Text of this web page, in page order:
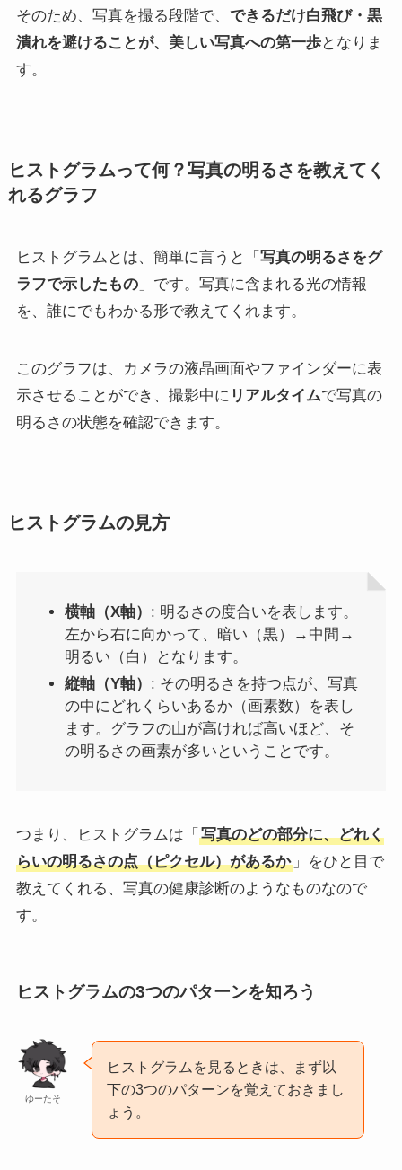
そのため、写真を撮る段階で、 できるだけ白飛び・黒
潰れを避けることが、美しい写真への第一歩となりま
す。
ヒストグラムって何？写真の明るさを教えてく
れるグラフ
ヒストグラムとは、簡単に言うと「 写真の明るさをグ
ラフで示したもの」です。写真に含まれる光の情報
を、誰にでもわかる形で教えてくれます。
このグラフは、カメラの液晶画面やファインダーに表
示させることができ、撮影中に リアルタイムで写真の
明るさの状態を確認できます。
ヒストグラムの見方
横軸（X軸） : 明るさの度合いを表します。
左から右に向かって、暗い（黒）→中間→
明るい（白）となります。
縦軸（Y軸） : その明るさを持つ点が、写真
の中にどれくらいあるか（画素数）を表し
ます。グラフの山が高ければ高いほど、そ
の明るさの画素が多いということです。
つまり、ヒストグラムは「 写真のどの部分に、どれく
らいの明るさの点（ピクセル）があるか」をひと目で
教えてくれる、写真の健康診断のようなものなので
す。
ヒストグラムの3つのパターンを知ろう
ゆーたそ
ヒストグラムを見るときは、まず以
下の3つのパターンを覚えておきまし
ょう。